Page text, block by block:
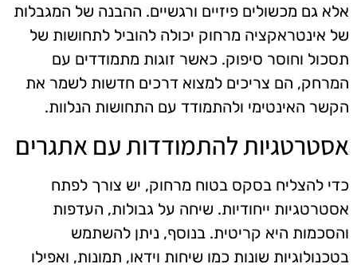
אלא גם מכשולים פיזיים ורגשיים. ההבנה של המגבלות
של אינטראקציה מרחוק יכולה להוביל לתחושות של
תסכול וחוסר סיפוק. כאשר זוגות מתמודדים עם
המרחק, הם צריכים למצוא דרכים חדשות לשמר את
הקשר האינטימי ולהתמודד עם התחושות הנלוות.
אסטרטגיות להתמודדות עם אתגרים
כדי להצליח בסקס בטוח מרחוק, יש צורך לפתח
אסטרטגיות ייחודיות. שיחה על גבולות, העדפות
והסכמות היא קריטית. בנוסף, ניתן להשתמש
בטכנולוגיות שונות כמו שיחות וידאו, תמונות, ואפילו